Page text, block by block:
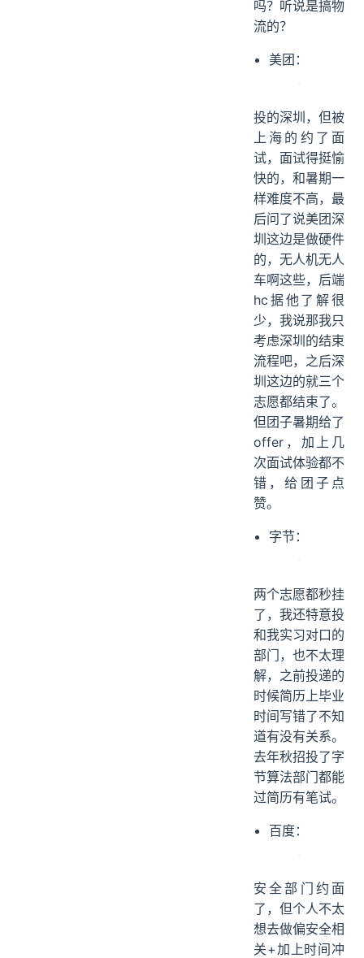
吗？听说是搞物
流的？
美团：
投的深圳，但被
上海的约了面
试，面试得挺愉
快的，和暑期一
样难度不高，最
后问了说美团深
圳这边是做硬件
的，无人机无人
车啊这些，后端
hc据他了解很
少，我说那我只
考虑深圳的结束
流程吧，之后深
圳这边的就三个
志愿都结束了。
但团子暑期给了
offer，加上几
次面试体验都不
错，给团子点
赞。
字节：
两个志愿都秒挂
了，我还特意投
和我实习对口的
部门，也不太理
解，之前投递的
时候简历上毕业
时间写错了不知
道有没有关系。
去年秋招投了字
节算法部门都能
过简历有笔试。
百度：
安全部门约面
了，但个人不太
想去做偏安全相
关+加上时间冲